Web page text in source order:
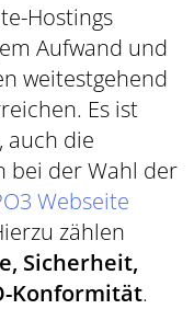
Hostings
Aufwand und
weitestgehend
Es ist
auch die
bei der Wahl der
Webseite
zählen
Sicherheit,
Konformität.